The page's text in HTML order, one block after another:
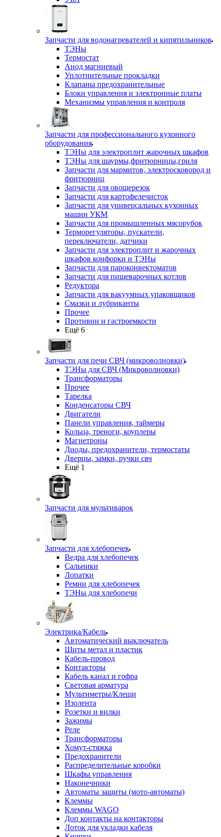
Запчасти для водонагревателей и кипятильников
ТЭНы
Термостат
Анод магниевый
Уплотнительные прокладки
Клапаны предохранительные
Блоки управления и электронные платы
Механизмы управления и контроля
Запчасти для профессионального кухонного
оборудования
ТЭНы для электроплит жарочных шкафов
ТЭНы для шаурмы,фритюрницы,гриля
Запчасти для мармитов, электросковород и
фритюрниц
Запчасти для овощерезок
Запчасти для картофелечисток
Запчасти для универсальных кухонных
машин УКМ
Запчасти для промышленных мясорубок
Терморегуляторы, пускатели,
переключатели, датчики
Запчасти для электроплит и жарочных
шкафов конфорки и ТЭНы
Запчасти для пароконвектоматов
Запчасти для пищеварочных котлов
Редуктора
Запчасти для вакуумных упаковщиков
Смазки и лубриканты
Прочее
Противни и гастроемкости
Ещё 6
Запчасти для печи СВЧ (микроволновки)
ТЭНы для СВЧ (Микроволновки)
Трансформаторы
Прочее
Тарелка
Конденсаторы СВЧ
Двигатели
Панели управления, таймеры
Кольца, треноги, коуплеры
Магнетроны
Диоды, предохранители, термостаты
Дверцы, замки, ручки свч
Ещё 1
Запчасти для мультиварок
Запчасти для хлебопечек
Ведра для хлебопечек
Сальники
Лопатки
Ремни для хлебопечек
ТЭНы для хлебопечи
Электрика/Кабель
Автоматический выключатель
Щиты метал и пластик
Кабель-провод
Контакторы
Кабель канал и гофра
Световая арматура
Мультиметры/Клещи
Изолента
Розетки и вилки
Зажимы
Реле
Трансформаторы
Хомут-стяжка
Предохранители
Распределительные коробки
Шкафы управления
Наконечники
Автоматы защиты (мото-автоматы)
Клеммы
Клеммы WAGO
Доп контакты на контакторы
Лоток для укладки кабеля